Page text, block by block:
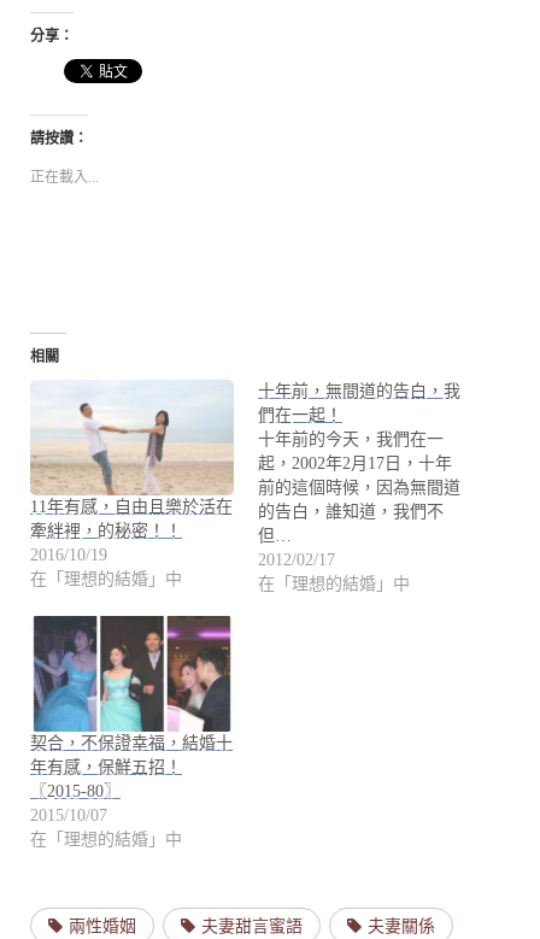
分享：
請按讚：
正在載入...
相關
11年有感，自由且樂於活在
牽絆裡，的秘密！！
2016/10/19
在「理想的結婚」中
十年前，無間道的告白，我
們在一起！
十年前的今天，我們在一
起，2002年2月17日，十年
前的這個時候，因為無間道
的告白，誰知道，我們不
但…
2012/02/17
在「理想的結婚」中
契合，不保證幸福，結婚十
年有感，保鮮五招！
〖2015-80〗
2015/10/07
在「理想的結婚」中
兩性婚姻 夫妻甜言蜜語 夫妻關係